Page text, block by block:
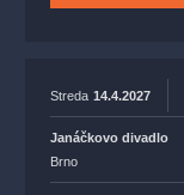
Streda 14.4.2027
Janáčkovo divadlo
Brno